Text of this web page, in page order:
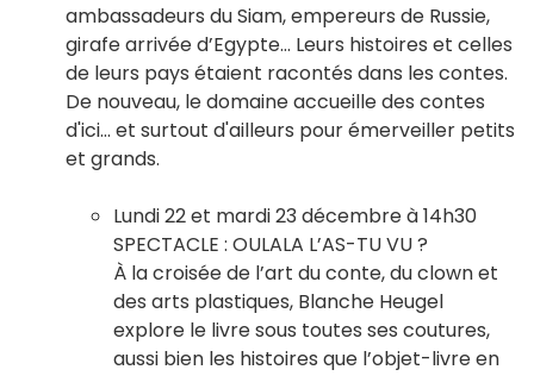
ambassadeurs du Siam, empereurs de Russie,
girafe arrivée d’Egypte… Leurs histoires et celles
de leurs pays étaient racontés dans les contes.
De nouveau, le domaine accueille des contes
d'ici… et surtout d'ailleurs pour émerveiller petits
et grands.
Lundi 22 et mardi 23 décembre à 14h30
SPECTACLE : OULALA L’AS-TU VU ?
À la croisée de l’art du conte, du clown et
des arts plastiques, Blanche Heugel
explore le livre sous toutes ses coutures,
aussi bien les histoires que l’objet-livre en